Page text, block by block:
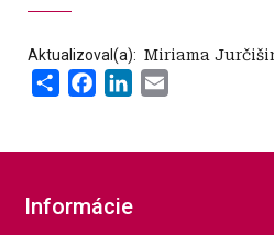
Aktualizoval(a): Miriama
Share FacebookLinkedIn
Informácie